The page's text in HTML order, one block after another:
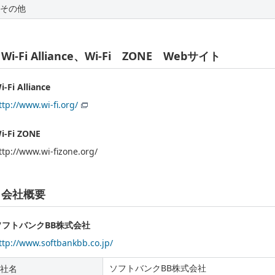
その他
Wi-Fi Alliance、Wi-Fi ZONE Webサイト
Fi Alliance
www.wi-fi.org/
Fi ZONE
www.wi-fizone.org/
会社概要
トバンクBB株式会社
www.softbankbb.co.jp/
社名 ソフトバンクBB株式会社